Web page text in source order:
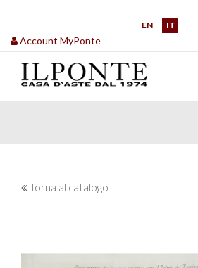
EN IT
Account MyPonte
Torna al catalogo